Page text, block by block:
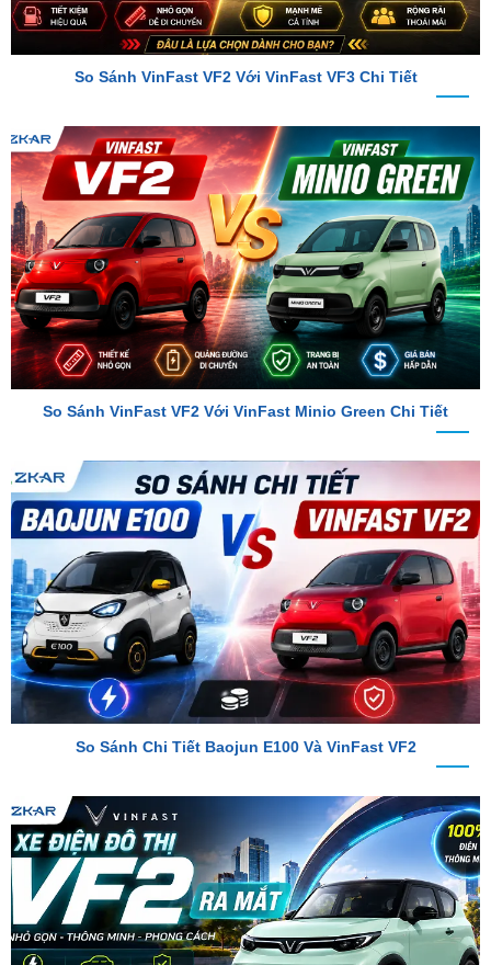
So Sánh VinFast VF2 Với VinFast VF3 Chi Tiết
So Sánh VinFast VF2 Với VinFast Minio Green Chi Tiết
So Sánh Chi Tiết Baojun E100 Và VinFast VF2